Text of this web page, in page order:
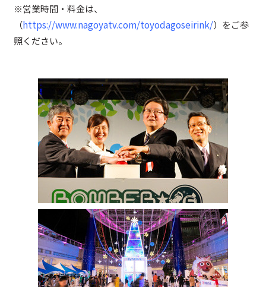
※営業時間・料金は、
（https://www.nagoyatv.com/toyodagoseirink/）をご参
照ください。